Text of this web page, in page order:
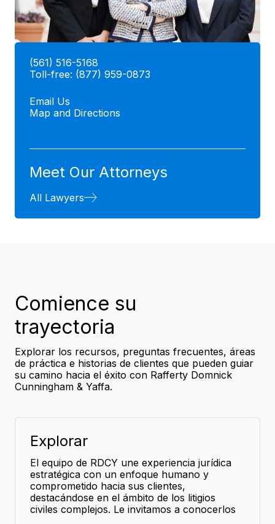
(561) 516-5168
Toll-free: (877) 959-0873
Email Us
Map and Directions
Meet Our Attorneys
All Lawyers
Comience su
trayectoria
Explorar los recursos, preguntas frecuentes, áreas
de práctica e historias de clientes que pueden guiar
su camino hacia el éxito con Rafferty Domnick
Cunningham & Yaffa.
Explorar
El equipo de RDCY une experiencia jurídica
estratégica con un enfoque humano y
comprometido hacia sus clientes,
destacándose en el ámbito de los litigios
civiles complejos. Le invitamos a conocerlos